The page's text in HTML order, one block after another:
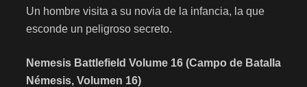
Un hombre visita a su novia de la infancia, la que
esconde un peligroso secreto.
Nemesis Battlefield Volume 16 (Campo de Batalla
Némesis, Volumen 16)